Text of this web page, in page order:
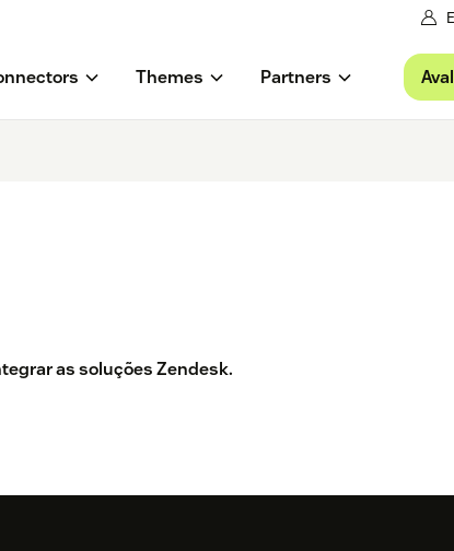
Themes Partners
as soluções Zendesk.